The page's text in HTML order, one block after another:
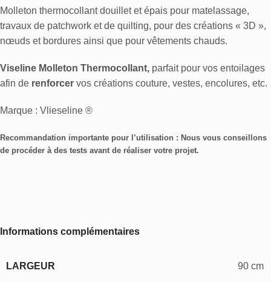
Molleton thermocollant douillet et épais pour matelassage,
travaux de patchwork et de quilting, pour des créations « 3D »,
nœuds et bordures ainsi que pour vêtements chauds.
Viseline Molleton Thermocollant, parfait pour vos entoilages
afin de renforcer vos créations couture, vestes, encolures, etc.
Marque : Vlieseline ®
Recommandation importante pour l’utilisation : Nous vous conseillons
de procéder à des tests avant de réaliser votre projet.
Informations complémentaires
LARGEUR 90 cm